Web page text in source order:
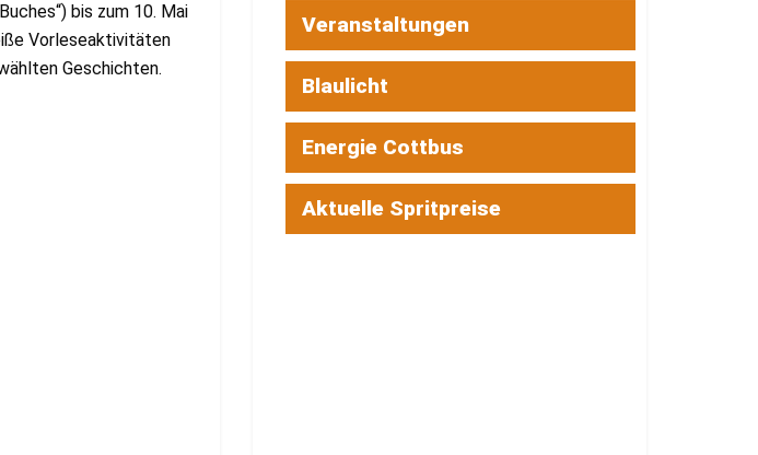
bis zum 10. Mai
Vorleseaktivitäten
Geschichten.
Veranstaltungen
Blaulicht
Energie Cottbus
Aktuelle Spritpreise